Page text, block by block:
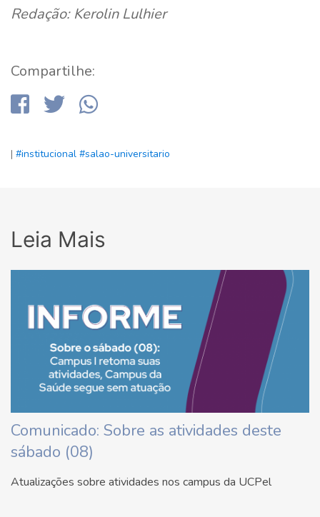
Redação: Kerolin Lulhier
Compartilhe:
| #institucional #salao-universitario
Leia Mais
Comunicado: Sobre as atividades deste
sábado (08)
Atualizações sobre atividades nos campus da UCPel